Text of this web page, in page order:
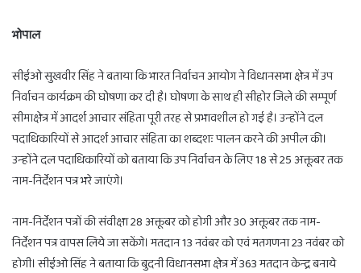
भोपाल
सीईओ सुखवीर सिंह ने बताया कि भारत निर्वाचन आयोग ने विधानसभा क्षेत्र में उप
निर्वाचन कार्यक्रम की घोषणा कर दी है। घोषणा के साथ ही सीहोर जिले की सम्पूर्ण
सीमाक्षेत्र में आदर्श आचार संहिता पूरी तरह से प्रभावशील हो गई है। उन्होंने दल
पदाधिकारियों से आदर्श आचार संहिता का शब्दशः पालन करने की अपील की।
उन्होंने दल पदाधिकारियों को बताया कि उप निर्वाचन के लिए 18 से 25 अक्तूबर तक
नाम-निर्देशन पत्र भरे जाएंगे।
नाम-निर्देशन पत्रों की संवीक्षा 28 अक्तूबर को होगी और 30 अक्तूबर तक नाम-
निर्देशन पत्र वापस लिये जा सकेंगे। मतदान 13 नवंबर को एवं मतगणना 23 नवंबर को
होगी। सीईओ सिंह ने बताया कि बुदनी विधानसभा क्षेत्र में 363 मतदान केन्द्र बनाये